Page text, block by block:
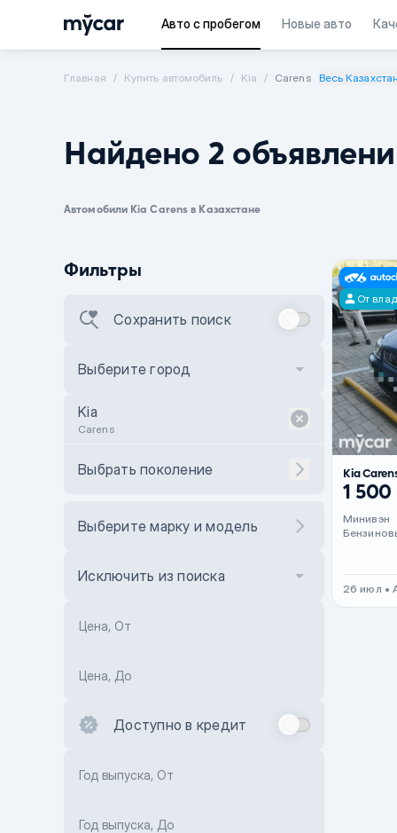
Авто с пробегом Новые авто
Главная Купить автомобиль Kia Carens Весь Казахстан
Найдено 2
Автомобили Kia Carens в Казахстане
Фильтры
Сохранить поиск
Выберите город
Kia
Carens
Выбрать поколение
Выберите марку и модель
Исключить из поиска
Цена, От
Цена, До
Доступно в кредит
Год выпуска, От
Год выпуска, До
От
Kia
1
Минивэн
26 июл •